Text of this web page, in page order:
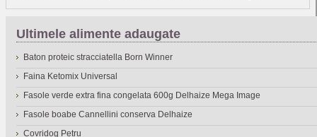
Ultimele alimente adaugate
Baton proteic stracciatella Born Winner
Faina Ketomix Universal
Fasole verde extra fina congelata 600g Delhaize Mega Image
Fasole boabe Cannellini conserva Delhaize
Covridog Petru